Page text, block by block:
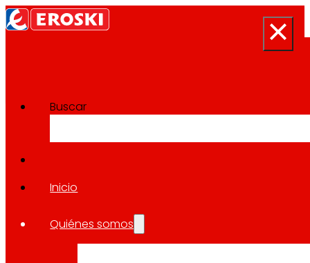
Buscar
Inicio
Quiénes somos
Sala de prensa
Volver a todas las noticias
11.04.2024